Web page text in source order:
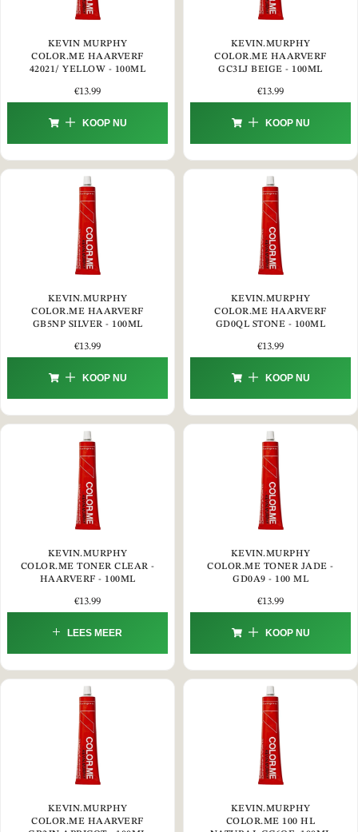
KEVIN MURPHY
COLOR.ME HAARVERF
42021/ YELLOW - 100ML
€13.99
KOOP NU
KEVIN.MURPHY
COLOR.ME HAARVERF
GC3LJ BEIGE - 100ML
€13.99
KOOP NU
KEVIN.MURPHY
COLOR.ME HAARVERF
GB5NP SILVER - 100ML
€13.99
KOOP NU
KEVIN.MURPHY
COLOR.ME HAARVERF
GD0QL STONE - 100ML
€13.99
KOOP NU
KEVIN.MURPHY
COLOR.ME TONER CLEAR -
HAARVERF - 100ML
€13.99
LEES MEER
KEVIN.MURPHY
COLOR.ME TONER JADE -
GD0A9 - 100 ML
€13.99
KOOP NU
KEVIN.MURPHY
COLOR.ME HAARVERF
KEVIN.MURPHY
COLOR.ME 100 HL